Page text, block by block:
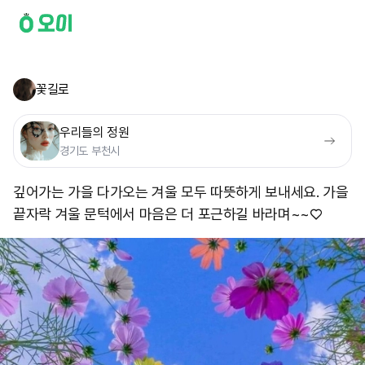
꽃길로
우리들의 정원
경기도 부천시
깊어가는 가을 다가오는 겨울 모두 따뜻하게 보내세요. 가을
끝자락 겨울 문턱에서 마음은 더 포근하길 바라며~~♡ ​